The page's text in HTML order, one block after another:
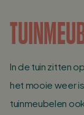
In de tuin zitten
het mooie weer
tuinmeubelen